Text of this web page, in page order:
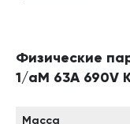
Физические
1/aM 63A 690V
Масса